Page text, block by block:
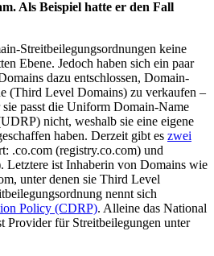
Als Beispiel hatte er den Fall
Streitbeilegungsordnungen keine
Ebene. Jedoch haben sich ein paar
dazu entschlossen, Domain-
(Third Level Domains) zu verkaufen –
passt die Uniform Domain-Name
nicht, weshalb sie eine eigene
haben. Derzeit gibt es zwei
.co.com (registry.co.com) und
Letztere ist Inhaberin von Domains wie
unter denen sie Third Level
nennt sich
Policy (CDRP). Alleine das National
für Streitbeilegungen unter